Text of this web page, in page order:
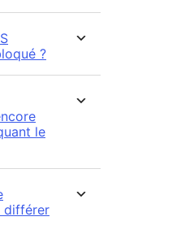
?
le
différer